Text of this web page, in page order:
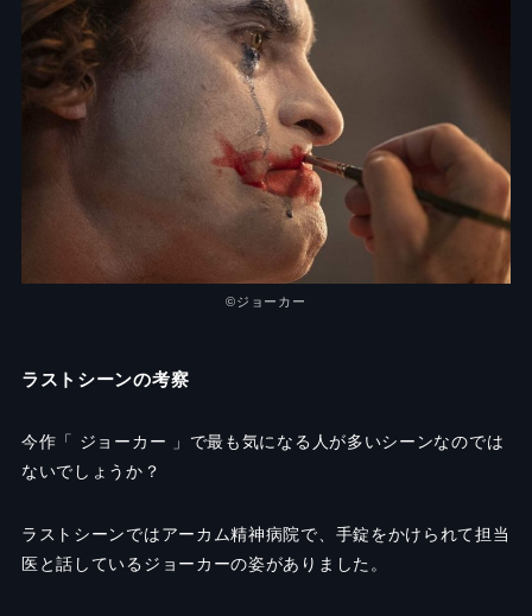
©︎ジョーカー
ラストシーンの考察
今作「 ジョーカー 」で最も気になる人が多いシーンなのでは
ないでしょうか？
ラストシーンではアーカム精神病院で、手錠をかけられて担当
医と話しているジョーカーの姿がありました。